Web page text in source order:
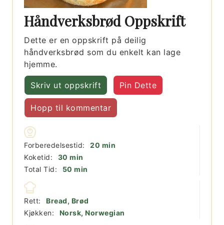
Håndverksbrød Oppskrift
Dette er en oppskrift på deilig
håndverksbrød som du enkelt kan lage
hjemme.
Skriv ut oppskrift Pin Dette
Hopp til kommentar
Forberedelsestid: 20 minutter
min
Koketid:
30 minutter
min
Total Tid:
50 minutter
min
Rett:
Bread, Brød
Kjøkken:
Norsk, Norwegian